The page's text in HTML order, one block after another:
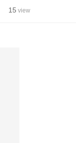
15 view